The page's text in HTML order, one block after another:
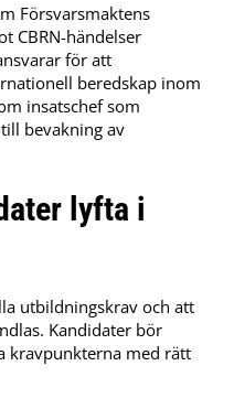
Försvarsmaktens
CBRN-händelser
för att
beredskap inom
insatschef som
bevakning av
lyfta i
utbildningskrav och att
Kandidater bör
kravpunkterna med rätt